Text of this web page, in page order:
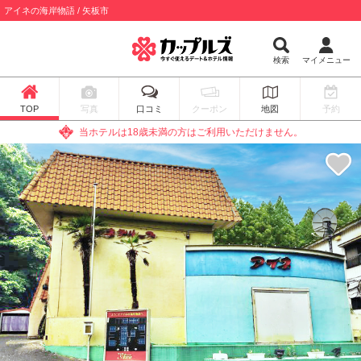
アイネの海岸物語 / 矢板市
検索 マイメニュー
TOP 写真 口コミ クーポン 地図 予約
当ホテルは18歳未満の方はご利用いただけません。